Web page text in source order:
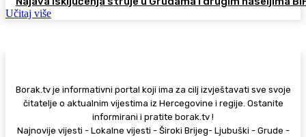
Učitaj više
Borak.tv je informativni portal koji ima za cilj izvještavati sve svoje
čitatelje o aktualnim vijestima iz Hercegovine i regije. Ostanite
informirani i pratite borak.tv !
Najnovije vijesti - Lokalne vijesti - Široki Brijeg- Ljubuški - Grude -